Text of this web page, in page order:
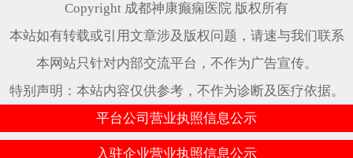
Copyright 成都神康癫痫医院 版权所有
本站如有转载或引用文章涉及版权问题，请速与我们联系
本网站只针对内部交流平台，不作为广告宣传。
特别声明：本站内容仅供参考，不作为诊断及医疗依据。
平台公司营业执照信息公示
入驻企业营业执照信息公示